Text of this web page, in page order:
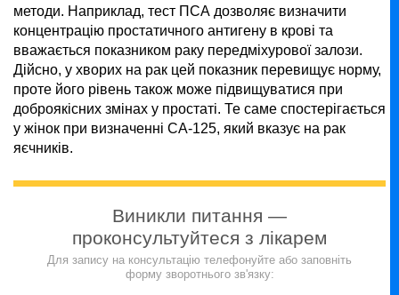
методи. Наприклад, тест ПСА дозволяє визначити
концентрацію простатичного антигену в крові та
вважається показником раку передміхурової залози.
Дійсно, у хворих на рак цей показник перевищує норму,
проте його рівень також може підвищуватися при
доброякісних змінах у простаті. Те саме спостерігається
у жінок при визначенні СА-125, який вказує на рак
яєчників.
Виникли питання —
проконсультуйтеся з лікарем
Для запису на консультацію телефонуйте або заповніть
форму зворотнього зв'язку: